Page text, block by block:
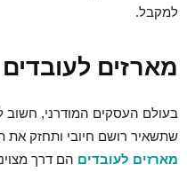
למקבל.
מארזים לעובדים
בעולם העסקים המודרני, חשוב
שתשאיר רושם חיובי ותחזק את
מארזים לעובדים הם דרך